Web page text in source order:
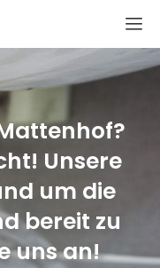
Unsere
um die
bereit zu
uns an!